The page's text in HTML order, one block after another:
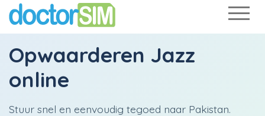
Opwaarderen Jazz
online
Stuur snel en eenvoudig tegoed naar Pakistan.